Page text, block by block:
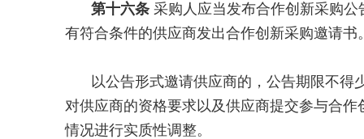
第十六条 采购人应当发布合作创新采购
有符合条件的供应商发出合作创新采购邀请书
以公告形式邀请供应商的，公告期限不
对供应商的资格要求以及供应商提交参与合
情况进行实质性调整。